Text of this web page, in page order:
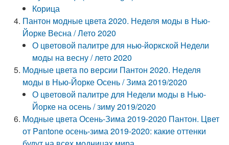
Корица
Пантон модные цвета 2020. Неделя моды в Нью-
Йорке Весна / Лето 2020
О цветовой палитре для нью-йоркской Недели
моды на весну / лето 2020
Модные цвета по версии Пантон 2020. Неделя
моды в Нью-Йорке Осень / Зима 2019/2020
О цветовой палитре для Недели моды в Нью-
Йорке на осень / зиму 2019/2020
Модные цвета Осень-Зима 2019-2020 Пантон. Цвет
от Pantone осень-зима 2019-2020: какие оттенки